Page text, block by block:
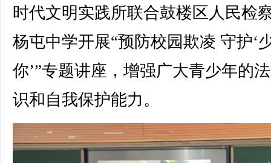
时代文明实践所联合鼓楼区人民检
杨屯中学开展“预防校园欺凌 守护‘
你’”专题讲座，增强广大青少年的
识和自我保护能力。